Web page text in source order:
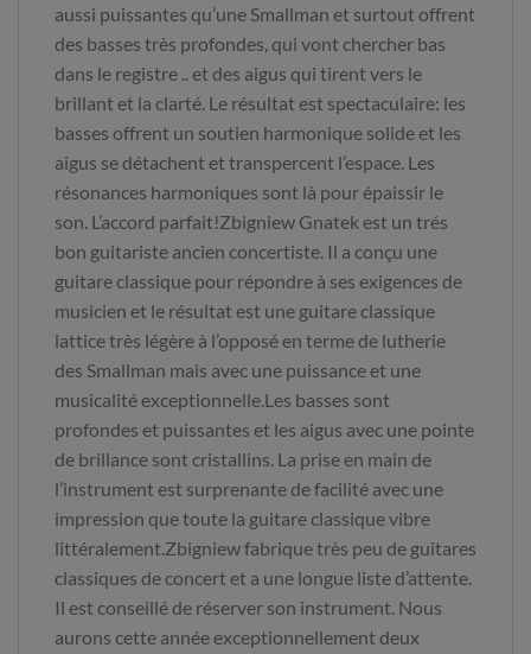
aussi puissantes qu’une Smallman et surtout offrent
des basses très profondes, qui vont chercher bas
dans le registre .. et des aigus qui tirent vers le
brillant et la clarté. Le résultat est spectaculaire: les
basses offrent un soutien harmonique solide et les
aigus se détachent et transpercent l’espace. Les
résonances harmoniques sont là pour épaissir le
son. L’accord parfait!Zbigniew Gnatek est un trés
bon guitariste ancien concertiste. Il a conçu une
guitare classique pour répondre à ses exigences de
musicien et le résultat est une guitare classique
lattice très légère à l’opposé en terme de lutherie
des Smallman mais avec une puissance et une
musicalité exceptionnelle.Les basses sont
profondes et puissantes et les aigus avec une pointe
de brillance sont cristallins. La prise en main de
l’instrument est surprenante de facilité avec une
impression que toute la guitare classique vibre
littéralement.Zbigniew fabrique très peu de guitares
classiques de concert et a une longue liste d’attente.
Il est conseillé de réserver son instrument. Nous
aurons cette année exceptionnellement deux